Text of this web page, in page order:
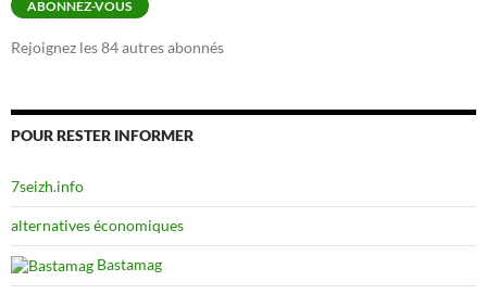
ABONNEZ-VOUS
Rejoignez les 84 autres abonnés
POUR RESTER INFORMER
7seizh.info
alternatives économiques
Bastamag